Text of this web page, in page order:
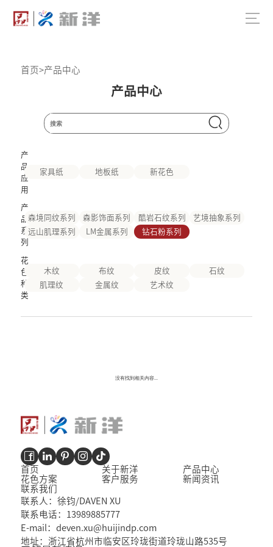
首页>产品中心
产品中心
产
品
应
用
家具纸 地板纸 新花色
产
品
系
列
森境同纹系列 森影饰面系列 酷岩石纹系列
艺境抽象系列
远山肌理系列
LM金属系列 钻石粉系列
花
色
种
类
木纹 布纹 皮纹
石纹
肌理纹
金属纹 艺术纹
没有找到相关内容...
首页 关于新洋
产品中心
花色方案
客户服务
新闻资讯
联系我们
联系人：徐钧/DAVEN XU
联系电话：13989885777
E-mail：deven.xu@huijindp.com
地址：浙江省杭州市临安区玲珑街道玲珑山路535号